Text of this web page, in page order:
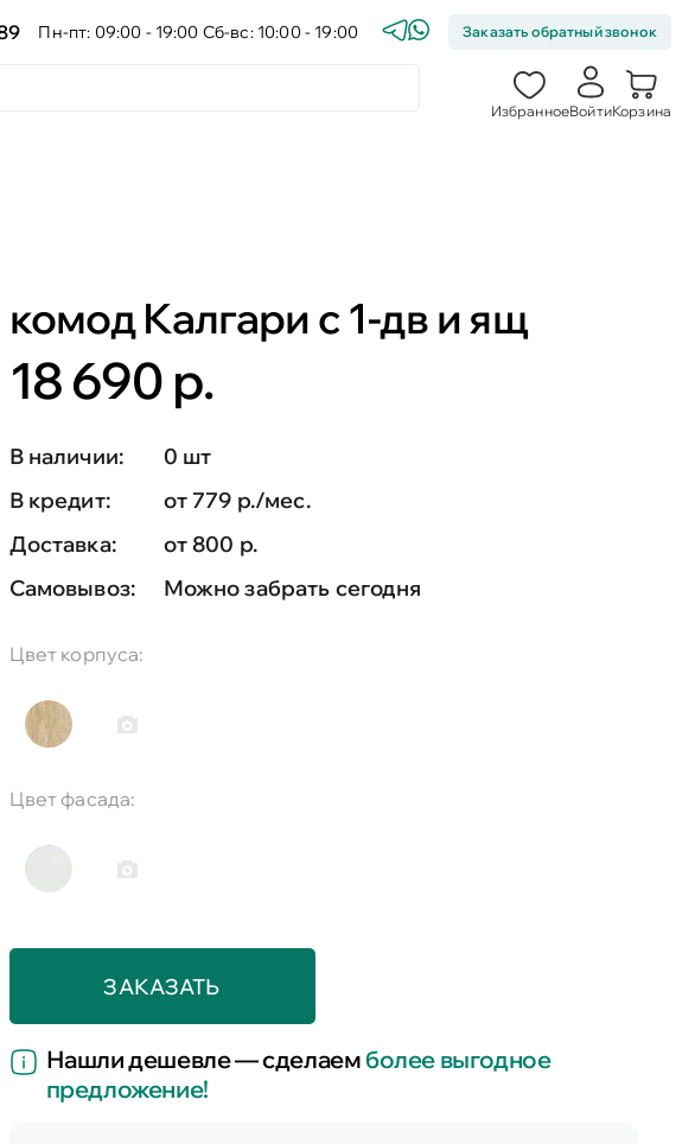
Пн-пт: 09:00 - 19:00 Сб-вс: 10:00 - 19:00 Заказать обратный звонок
ИзбранноеВойтиКорзина
комод Калгари с 1-дв и ящ
18 690 р.
В наличии:
0 шт
В кредит:
от 779 р./мес.
Доставка:
от 800 р.
Самовывоз:
Можно забрать сегодня
Цвет корпуса:
Цвет фасада:
ЗАКАЗАТЬ
Нашли дешевле — сделаемболее выгодное
предложение!